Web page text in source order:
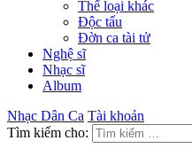
Thể loại khác
Độc tấu
Đờn ca tài tử
Nghệ sĩ
Nhạc sĩ
Album
Nhạc Dân Ca Tài khoản
Tìm kiếm cho: